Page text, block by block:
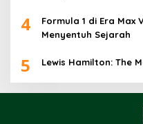
4
Formula 1 di Era Max
Menyentuh Sejarah
5 Lewis Hamilton: The